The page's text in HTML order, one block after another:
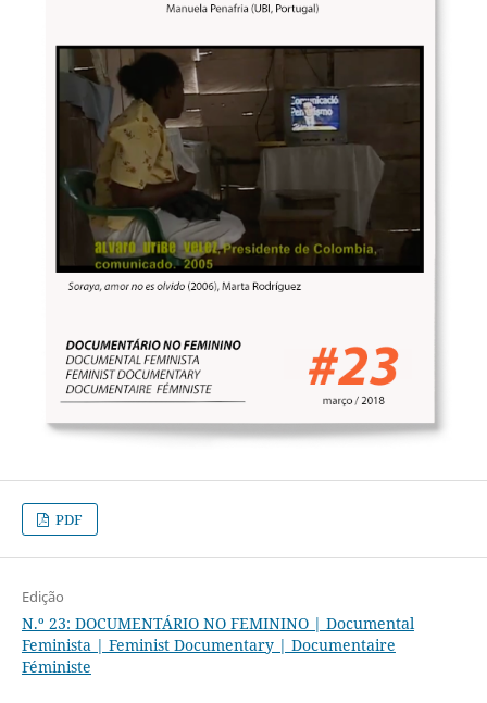
PDF
Edição
N.º 23: DOCUMENTÁRIO NO FEMININO | Documental
Feminista | Feminist Documentary | Documentaire
Féministe